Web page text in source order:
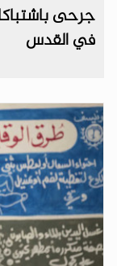
جرحى
في القدس